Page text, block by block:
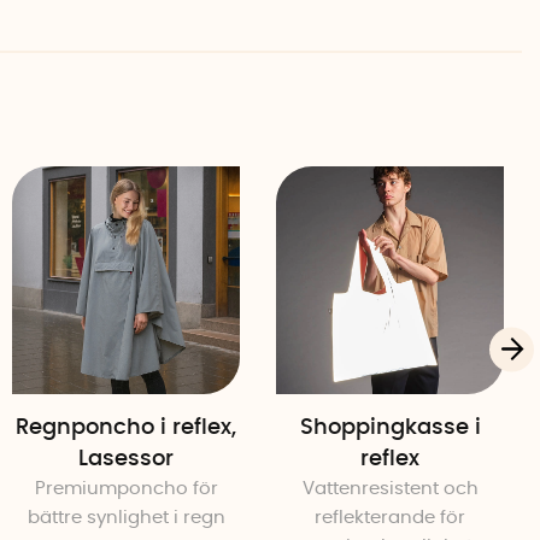
reflexprodukter med nordiska mönster.
reflexprodukter som du känna dig både stilig och säker
Om du undviker att förvara reflexen tillsammans
föremål kommer den att hålla i många år och hjälpa
Regnponcho i reflex,
Lasessor
Premiumponcho för
bättre synlighet i regn
Shoppingkasse i
reflex
Vattenresistent och
reflekterande för